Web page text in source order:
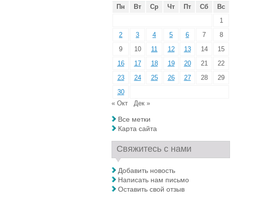
Пн
Вт Ср Чт Пт Сб
Вс
1
2
3 4 5 6 7
8
9
10 11 12 13 14
15
16
17 18 19 20 21
22
23
24 25 26 27 28
29
30
« Окт
Дек »
Все метки
Карта сайта
Свяжитесь с нами
Добавить новость
Написать нам письмо
Оставить свой отзыв